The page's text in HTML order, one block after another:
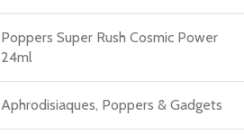
Poppers Super Rush Cosmic Power
24ml
Aphrodisiaques, Poppers & Gadgets